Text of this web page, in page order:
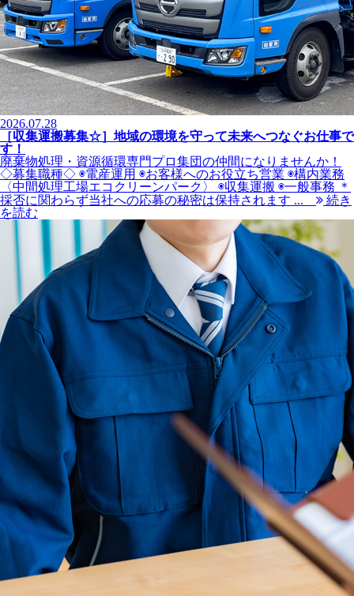
2026.07.28
［収集運搬募集☆］地域の環境を守って未来へつなぐお仕事で
す！
廃棄物処理・資源循環専門プロ集団の仲間になりませんか！
◇募集職種◇ ◉電産運用 ◉お客様へのお役立ち営業 ◉構内業務
〈中間処理工場エコクリーンパーク〉 ◉収集運搬 ◉一般事務 ＊
採否に関わらず当社への応募の秘密は保持されます ...
続き
を読む